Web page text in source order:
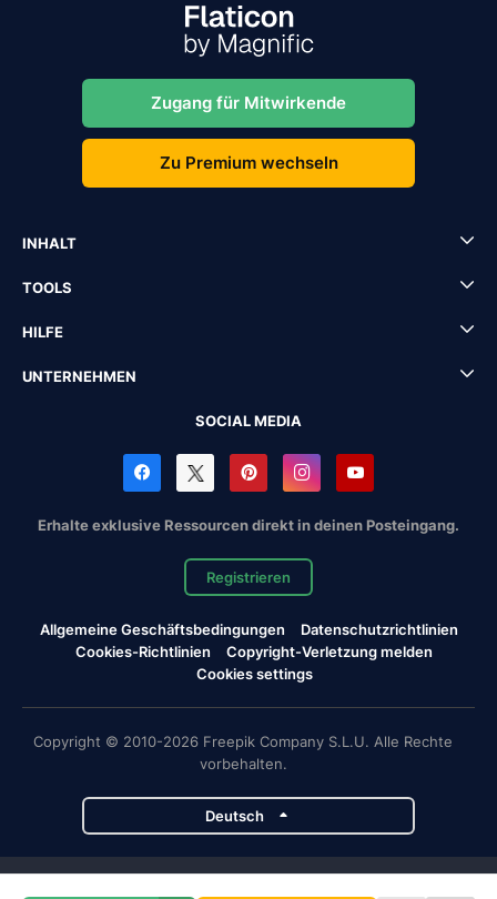
Zugang für Mitwirkende
Zu Premium wechseln
INHALT
TOOLS
HILFE
UNTERNEHMEN
SOCIAL MEDIA
Erhalte exklusive Ressourcen direkt in deinen Posteingang.
Registrieren
Allgemeine Geschäftsbedingungen
Datenschutzrichtlinien
Cookies-Richtlinien
Copyright-Verletzung melden
Cookies settings
Copyright © 2010-2026 Freepik Company S.L.U. Alle Rechte
vorbehalten.
Deutsch